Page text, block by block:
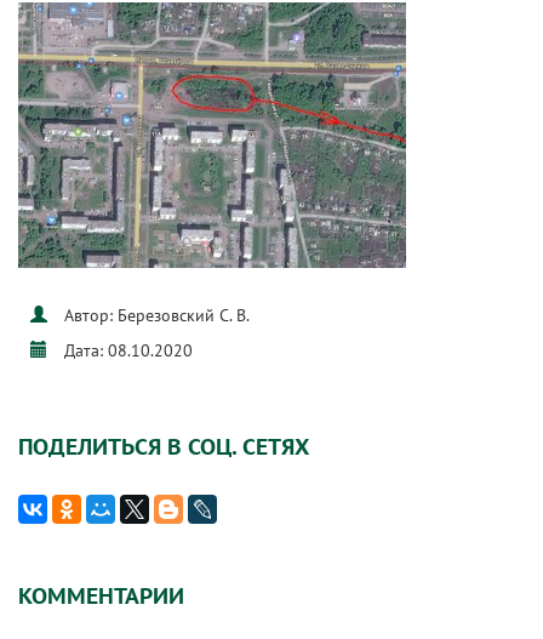
Автор: Березовский С. В.
Дата: 08.10.2020
ПОДЕЛИТЬСЯ В СОЦ. СЕТЯХ
КОММЕНТАРИИ